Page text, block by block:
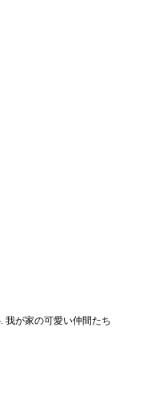
我が家の可愛い仲間たち